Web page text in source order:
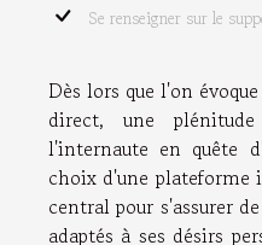
Se renseigner sur le
Dès lors que l'on
direct, une
l'internaute en quête
choix d'une plateforme
central pour s'assurer
adaptés à ses désirs